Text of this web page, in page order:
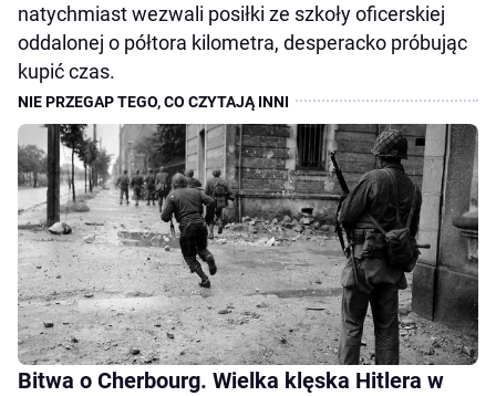
natychmiast wezwali posiłki ze szkoły oficerskiej
oddalonej o półtora kilometra, desperacko próbując
kupić czas.
Bitwa o Cherbourg. Wielka klęska Hitlera w